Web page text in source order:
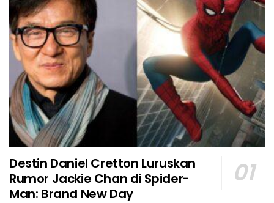
Destin Daniel Cretton Luruskan
Rumor Jackie Chan di Spider-
Man: Brand New Day